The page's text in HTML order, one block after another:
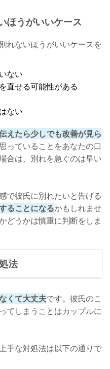
ほうがいいケース
れないほうがいいケースを
ない
直せる可能性がある
ない
えたら少しでも改善が見ら
っていることをあなたの口
合は、別れを急ぐのは早い
で彼氏に別れたいと告げる
ることになるかもしれませ
どうかは慎重に判断をしま
法
くて大丈夫です。彼氏のこ
てしまうことはカップルに
手な対処法は以下の通りで